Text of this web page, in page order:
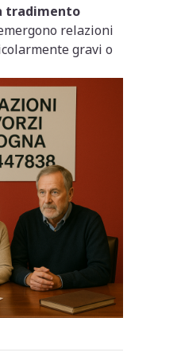
tradimento
relazioni
gravi o